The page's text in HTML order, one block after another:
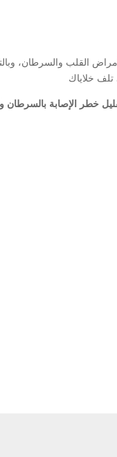
القلب والسرطان،
تلف خلاياك
خطر الإصابة بالسرطان